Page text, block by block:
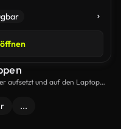
aufsetzt und auf den Laptop
...